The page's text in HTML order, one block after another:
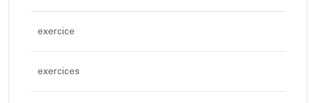
exercice
exercices